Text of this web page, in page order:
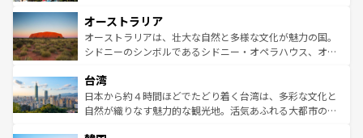
部のニューオーリンズでは、音楽と美食が融合した独特の
文化が魅力。旅行者はアメリカの各地域で異なる魅力を楽
しみながら、その多様性と豊かな歴史を感じることができ
ならではの贅沢な旅のスタイルだ。 なお、新着のアメリカ
情報はコンテンツ一覧を参照してほしい。
ワイ島は見逃せない。また、定番の観光地といえばオアフ
島だが、静かな自然を求めるならマウイ島やカウアイ島が
おすすめ。エメラルドグリーンに輝く海をはじめ、豊かな
れるおもてなしの心で訪れる人々を迎えてくれるハワイの
人々、おいしいローカルフードやハワイアンミュージッ
ク、伝統的なフラダンスなど、すべてがハワイの魅力を彩
オーストラリア
オーストラリアは、壮大な自然と多様な文化が魅力の国。
シドニーのシンボルであるシドニー・オペラハウス、オー
リアリーフや大陸中央部にそびえるウルル（エアーズロッ
ク）、タスマニアの美しい原生林やケアンズの熱帯雨林な
ど、見どころがたくさん。また、カフェやワイン、オージ
台湾
日本から約４時間ほどでたどり着く台湾は、多彩な文化と
自然が織りなす魅力的な観光地。活気あふれる大都市の台